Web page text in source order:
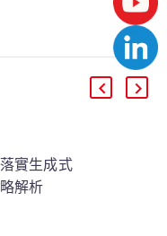
實生成式
解析